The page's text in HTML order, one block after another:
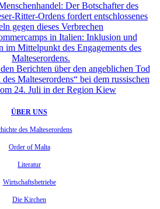
Der Botschafter des
Ritter-Ordens fordert entschlossenes
gegen dieses Verbrechen
in Italien: Inklusion und
im Mittelpunkt des Engagements des
Malteserordens.
Berichten über den angeblichen Tod
Malteserordens“ bei dem russischen
24. Juli in der Region Kiew
ÜBER UNS
des Malteserordens
Order of Malta
Literatur
Wirtschaftsbetriebe
Die Kirchen